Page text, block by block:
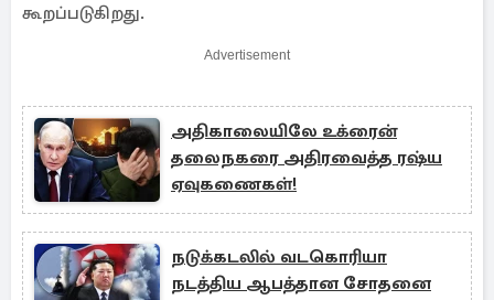
கூறப்படுகிறது.
Advertisement
அதிகாலையிலே உக்ரைன்
தலைநகரை அதிரவைத்த ரஷ்ய
ஏவுகணைகள்!
நடுக்கடலில் வடகொரியா
நடத்திய ஆபத்தான சோதனை